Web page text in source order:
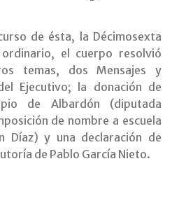
de ésta, la Décimosexta
el cuerpo resolvió
temas, dos Mensajes y
Ejecutivo; la donación de
de Albardón (diputada
de nombre a escuela
Díaz) y una declaración de
de Pablo García Nieto.